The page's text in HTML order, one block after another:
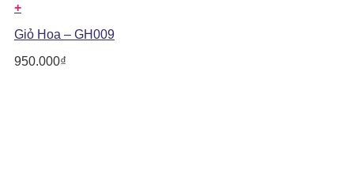
+
Giỏ Hoa – GH009
950.000₫